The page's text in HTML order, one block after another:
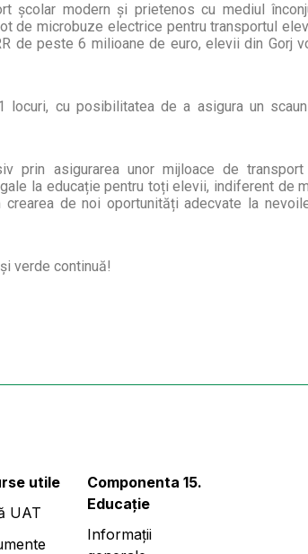
școlar modern și prietenos cu mediul
de microbuze electrice pentru transportul
de peste 6 milioane de euro, elevii din Gorj
locuri, cu posibilitatea de a asigura un
prin asigurarea unor mijloace de transport
la educație pentru toți elevii, indiferent de
de noi oportunități adecvate la
verde continuă!
utile
UAT
Componenta 15.
Educație
Informații